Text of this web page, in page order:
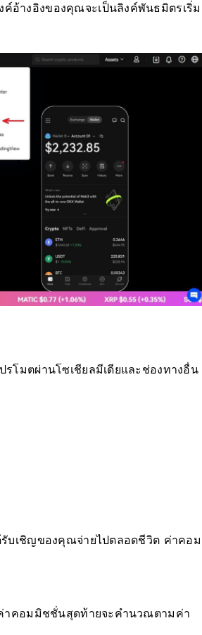
ค์อ้างอิงของคุณจะเป็นลิงค์พันธมิตรเริ่ม
มตผ่านโซเชียลมีเดียและช่องทางอื่น
บเชิญของคุณจ่ายไปตลอดชีวิต ค่าคอม
าคอมมิชชั่นสุดท้ายจะคำนวณตามค่า